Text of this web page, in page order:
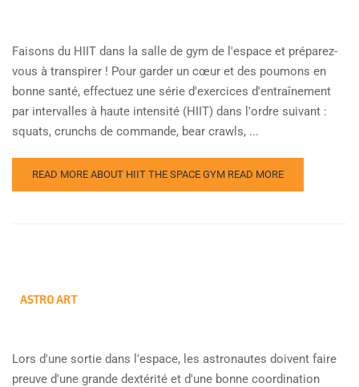
Faisons du HIIT dans la salle de gym de l'espace et préparez-
vous à transpirer ! Pour garder un cœur et des poumons en
bonne santé, effectuez une série d'exercices d'entraînement
par intervalles à haute intensité (HIIT) dans l'ordre suivant :
squats, crunchs de commande, bear crawls, ...
READ MORE ABOUT HIIT THE SPACE GYM READ MORE
ASTRO ART
Lors d'une sortie dans l'espace, les astronautes doivent faire
preuve d'une grande dextérité et d'une bonne coordination